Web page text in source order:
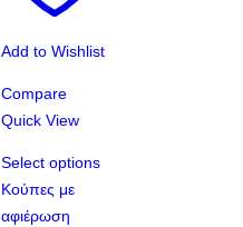
Add to Wishlist
Compare
Quick View
Select options
Αυτό
το
Κούπες με
αφιέρωση